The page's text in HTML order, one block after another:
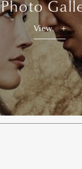
Photo
View